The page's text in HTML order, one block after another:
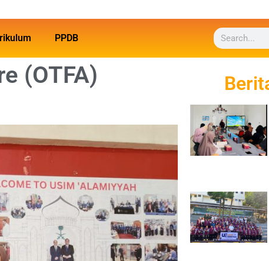
PPDB
(OTFA)